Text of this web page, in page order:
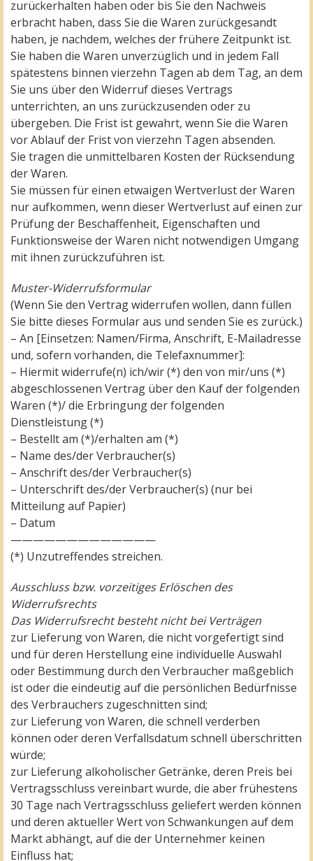
zurückerhalten haben oder bis Sie den Nachweis
erbracht haben, dass Sie die Waren zurückgesandt
haben, je nachdem, welches der frühere Zeitpunkt ist.
Sie haben die Waren unverzüglich und in jedem Fall
spätestens binnen vierzehn Tagen ab dem Tag, an dem
Sie uns über den Widerruf dieses Vertrags
unterrichten, an uns zurückzusenden oder zu
übergeben. Die Frist ist gewahrt, wenn Sie die Waren
vor Ablauf der Frist von vierzehn Tagen absenden.
Sie tragen die unmittelbaren Kosten der Rücksendung
der Waren.
Sie müssen für einen etwaigen Wertverlust der Waren
nur aufkommen, wenn dieser Wertverlust auf einen zur
Prüfung der Beschaffenheit, Eigenschaften und
Funktionsweise der Waren nicht notwendigen Umgang
mit ihnen zurückzuführen ist.
Muster-Widerrufsformular
(Wenn Sie den Vertrag widerrufen wollen, dann füllen
Sie bitte dieses Formular aus und senden Sie es zurück.)
– An [Einsetzen: Namen/Firma, Anschrift, E-Mailadresse
und, sofern vorhanden, die Telefaxnummer]:
– Hiermit widerrufe(n) ich/wir (*) den von mir/uns (*)
abgeschlossenen Vertrag über den Kauf der folgenden
Waren (*)/ die Erbringung der folgenden
Dienstleistung (*)
– Bestellt am (*)/erhalten am (*)
– Name des/der Verbraucher(s)
– Anschrift des/der Verbraucher(s)
– Unterschrift des/der Verbraucher(s) (nur bei
Mitteilung auf Papier)
– Datum
—————————————
(*) Unzutreffendes streichen.
Ausschluss bzw. vorzeitiges Erlöschen des
Widerrufsrechts
Das Widerrufsrecht besteht nicht bei Verträgen
zur Lieferung von Waren, die nicht vorgefertigt sind
und für deren Herstellung eine individuelle Auswahl
oder Bestimmung durch den Verbraucher maßgeblich
ist oder die eindeutig auf die persönlichen Bedürfnisse
des Verbrauchers zugeschnitten sind;
zur Lieferung von Waren, die schnell verderben
können oder deren Verfallsdatum schnell überschritten
würde;
zur Lieferung alkoholischer Getränke, deren Preis bei
Vertragsschluss vereinbart wurde, die aber frühestens
30 Tage nach Vertragsschluss geliefert werden können
und deren aktueller Wert von Schwankungen auf dem
Markt abhängt, auf die der Unternehmer keinen
Einfluss hat;